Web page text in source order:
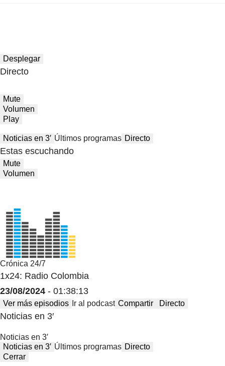
Desplegar
Directo
Mute
Volumen
Play
Noticias en 3′ Últimos programas Directo
Estas escuchando
Mute
Volumen
Crónica 24/7
1x24: Radio Colombia
23/08/2024 - 01:38:13
Ver más episodios Ir al podcast Compartir Directo
Noticias en 3′
Noticias en 3′
Noticias en 3′ Últimos programas Directo
Cerrar